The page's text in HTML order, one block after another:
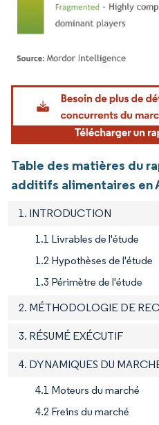
Image © Mordor Intelligence. La
Table des matières du
additifs alimentaires en
1. INTRODUCTION
1.1 Livrables de l'étude
1.2 Hypothèses de l'étude
1.3 Périmètre de l'étude
2. MÉTHODOLOGIE DE
3. RÉSUMÉ EXÉCUTIF
4. DYNAMIQUES DU
4.1 Moteurs du marché
4.2 Freins du marché